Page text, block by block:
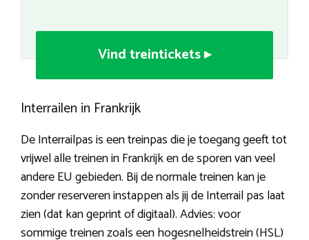
Vind treintickets ▸
Interrailen in Frankrijk
De Interrailpas is een treinpas die je toegang geeft tot
vrijwel alle treinen in Frankrijk en de sporen van veel
andere EU gebieden. Bij de normale treinen kan je
zonder reserveren instappen als jij de Interrail pas laat
zien (dat kan geprint of digitaal). Advies: voor
sommige treinen zoals een hogesnelheidstrein (HSL)